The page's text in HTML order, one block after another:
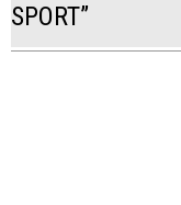
SPORT”